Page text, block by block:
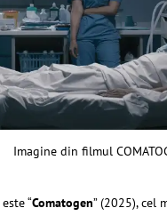
Imagine din filmul
“Comatogen” (2025), cel